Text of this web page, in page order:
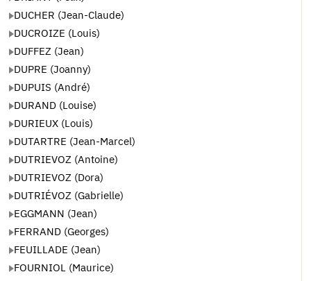
DUCHER (Jean-Claude)
DUCROIZE (Louis)
DUFFEZ (Jean)
DUPRE (Joanny)
DUPUIS (André)
DURAND (Louise)
DURIEUX (Louis)
DUTARTRE (Jean-Marcel)
DUTRIEVOZ (Antoine)
DUTRIEVOZ (Dora)
DUTRIÉVOZ (Gabrielle)
EGGMANN (Jean)
FERRAND (Georges)
FEUILLADE (Jean)
FOURNIOL (Maurice)